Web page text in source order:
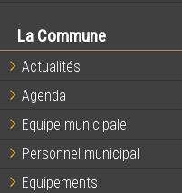
La Commune
Actualités
Agenda
Equipe municipale
Personnel municipal
Equipements